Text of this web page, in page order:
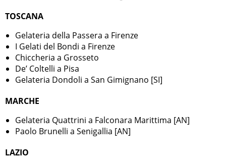
TOSCANA
Gelateria della Passera a Firenze
I Gelati del Bondi a Firenze
Chiccheria a Grosseto
De’ Coltelli a Pisa
Gelateria Dondoli a San Gimignano [SI]
MARCHE
Gelateria Quattrini a Falconara Marittima [AN]
Paolo Brunelli a Senigallia [AN]
LAZIO